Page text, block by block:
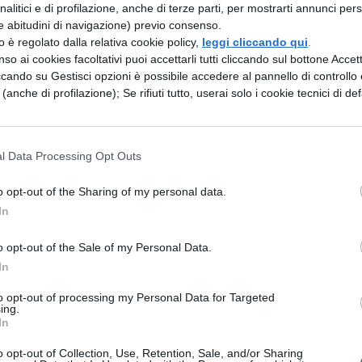
e di profilazione, anche di terze parti, per mostrarti annunci
abitudini di navigazione) previo consenso.
è regolato dalla relativa cookie policy, leggi cliccando qui
ai cookies facoltativi puoi accettarli tutti cliccando sul bottone
su Gestisci opzioni è possibile accedere al pannello di controllo
di profilazione); Se rifiuti tutto, userai solo i cookie tecnici di
Data Processing Opt Outs
opt-out of the Sharing of my personal data.
opt-out of the Sale of my Personal Data.
opt-out of processing my Personal Data for Targeted
opt-out of Collection, Use, Retention, Sale, and/or Sharing
2: cast
secondo capitolo, vediamo insieme gli attori e
Man (Terra-1610)
Gwen (Terra-65)
Man (Terra-616)